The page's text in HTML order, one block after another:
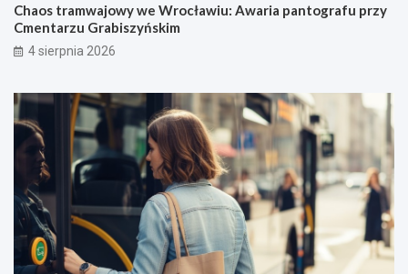
Chaos tramwajowy we Wrocławiu: Awaria pantografu przy
Cmentarzu Grabiszyńskim
4 sierpnia 2026